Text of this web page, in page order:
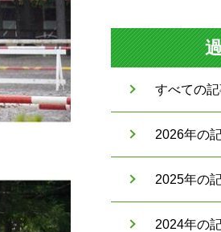
すべての記
2026年の
2025年の
2024年の